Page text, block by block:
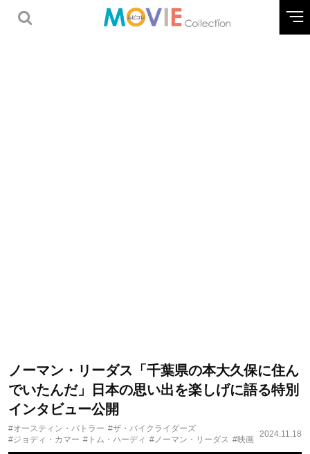
ノーマン・リーダス「千葉県の本大久保に住ん
でいたんだ」日本の思い出を楽しげに語る特別
インタビュー公開
#オースティン・バトラー #ザ・バイクライダーズ
#ジョディ・カマー #トム・ハーディ #ノーマン・リーダス #映画
2024.11.18